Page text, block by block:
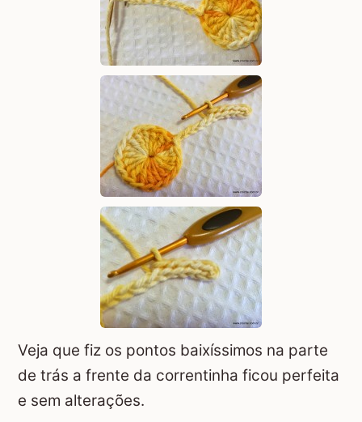
Veja que fiz os pontos baixíssimos na parte
de trás a frente da correntinha ficou perfeita
e sem alterações.